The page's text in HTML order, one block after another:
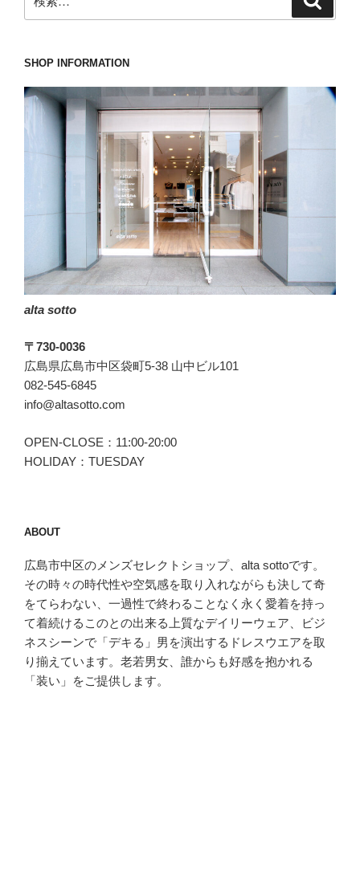
索:
SHOP INFORMATION
alta sotto
〒730-0036
広島県広島市中区袋町5-38 山中ビル101
082-545-6845
info@altasotto.com
OPEN-CLOSE：11:00-20:00
HOLIDAY：TUESDAY
ABOUT
広島市中区のメンズセレクトショップ、alta sottoです。
その時々の時代性や空気感を取り入れながらも決して奇
をてらわない、一過性で終わることなく永く愛着を持っ
て着続けるこのとの出来る上質なデイリーウェア、ビジ
ネスシーンで「デキる」男を演出するドレスウエアを取
り揃えています。老若男女、誰からも好感を抱かれる
「装い」をご提供します。